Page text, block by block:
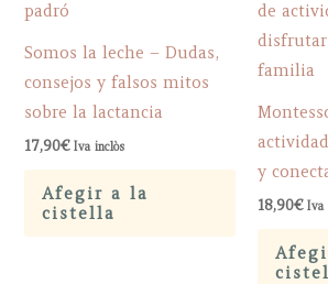
Somos la leche – Dudas,
consejos y falsos mitos
sobre la lactancia
17,90€ Iva inclòs
Afegir a la
cistella
y
18,90€ Iva